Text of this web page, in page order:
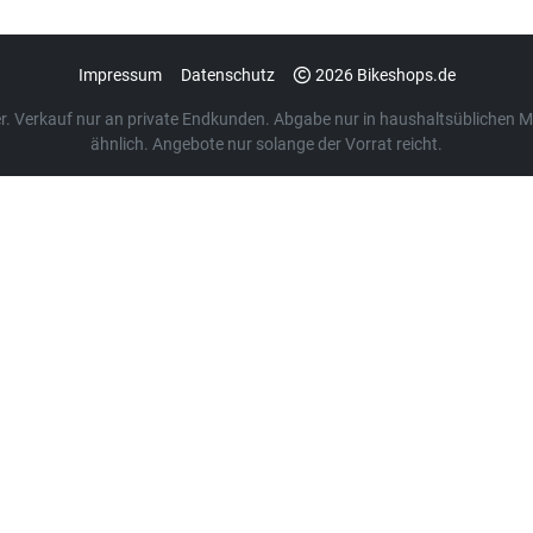
Impressum Datenschutz 2026 Bikeshops.de
Verkauf nur an private Endkunden. Abgabe nur in haushaltsüblichen
ähnlich. Angebote nur solange der Vorrat reicht.